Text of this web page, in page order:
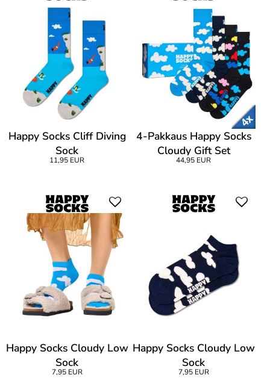
Happy Socks Cliff Diving
Sock
11,95 EUR
4-Pakkaus Happy Socks
Cloudy Gift Set
44,95 EUR
Happy Socks Cloudy Low
Sock
7,95 EUR
Happy Socks Cloudy Low
Sock
7,95 EUR